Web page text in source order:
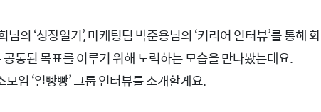
의 ‘성장일기’, 마케팅팀 박준용님의 ‘커리어 인터뷰’를 통해 화
통된 목표를 이루기 위해 노력하는 모습을 만나봤는데요.
임 ‘일빵빵’ 그룹 인터뷰를 소개할게요.